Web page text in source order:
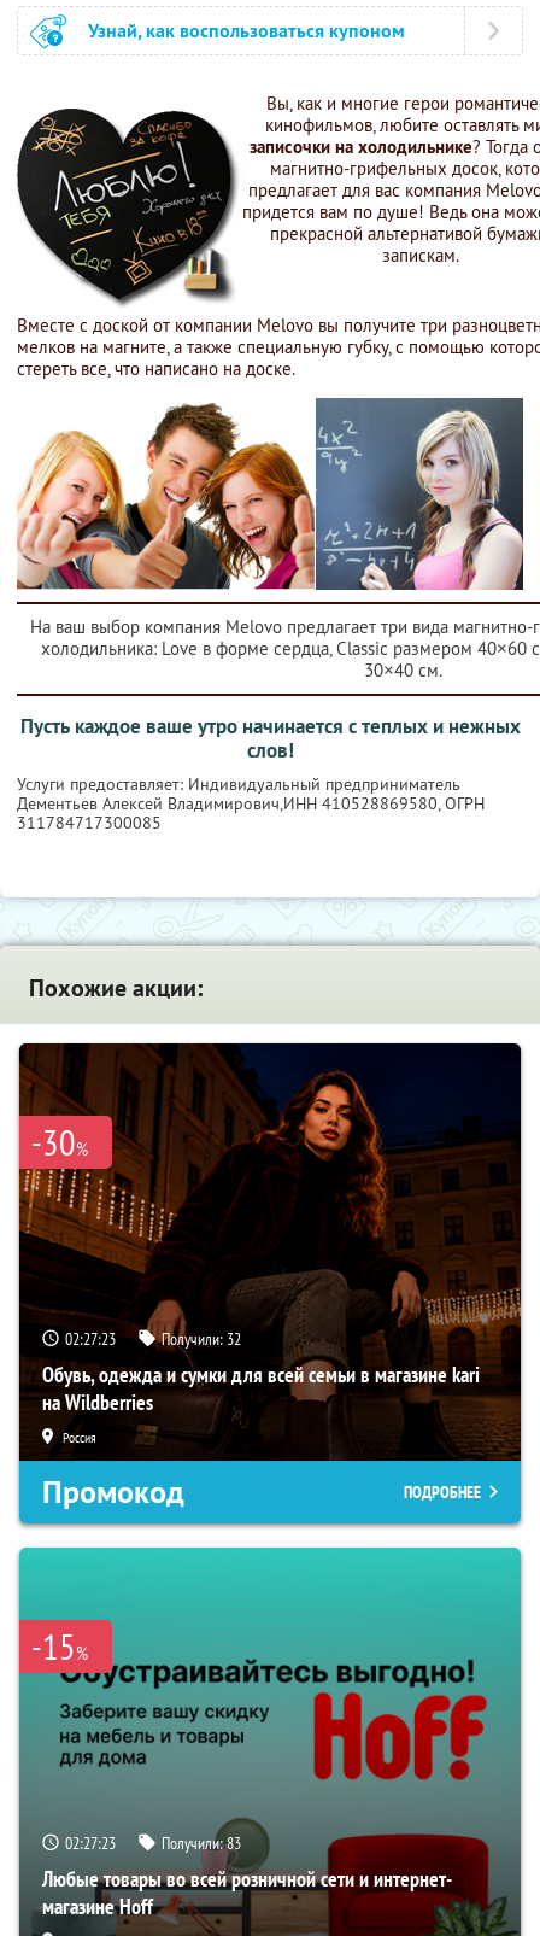
Узнай, как воспользоваться купоном
Вы, как и многие герои
кинофильмов, любите оставлять
записочки на холодильнике? Тогда
магнитно-грифельных досок,
предлагает для вас компания
придется вам по душе! Ведь она
прекрасной альтернативой
запискам.
Вместе с доской от компании Melovo вы получите три
мелков на магните, а также специальную губку, с помощью
стереть все, что написано на доске.
На ваш выбор компания Melovo предлагает три вида
холодильника: Love в форме сердца, Classic размером 40×60
30×40 см.
Пусть каждое ваше утро начинается с теплых и нежных
слов!
Услуги предоставляет: Индивидуальный предприниматель
Дементьев Алексей Владимирович,ИНН 410528869580, ОГРН
311784717300085
Похожие акции:
-30%
02:27:21 Получили: 32
Обувь, одежда и сумки для всей семьи в магазине kari
на Wildberries
Россия
Промокод ПОДРОБНЕЕ
-15%
02:27:21 Получили:83
Любые товары во всей розничной сети и интернет-
магазине Hoff